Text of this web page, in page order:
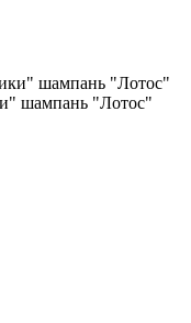
шампань "Лотос"